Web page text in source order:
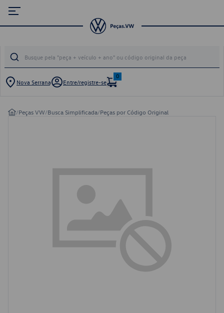
Nova Serrana Entre/registre-se
0
/Peças VW/Busca Simplificada/Peças por Código Original